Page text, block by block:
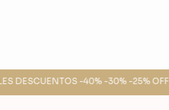
DESCUENTOS -40% -30% -25% OFF 💣